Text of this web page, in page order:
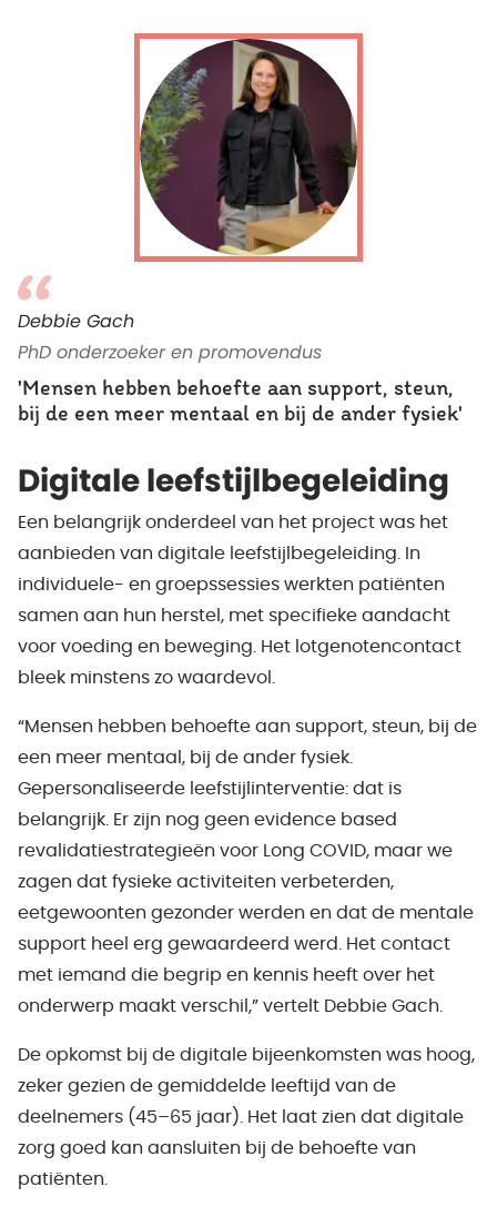
Debbie Gach
PhD onderzoeker en promovendus
'Mensen hebben behoefte aan support, steun,
bij de een meer mentaal en bij de ander fysiek'
Digitale leefstijlbegeleiding
Een belangrijk onderdeel van het project was het
aanbieden van digitale leefstijlbegeleiding. In
individuele- en groepssessies werkten patiënten
samen aan hun herstel, met specifieke aandacht
voor voeding en beweging. Het lotgenotencontact
bleek minstens zo waardevol.
“Mensen hebben behoefte aan support, steun, bij de
een meer mentaal, bij de ander fysiek.
Gepersonaliseerde leefstijlinterventie: dat is
belangrijk. Er zijn nog geen evidence based
revalidatiestrategieën voor Long COVID, maar we
zagen dat fysieke activiteiten verbeterden,
eetgewoonten gezonder werden en dat de mentale
support heel erg gewaardeerd werd. Het contact
met iemand die begrip en kennis heeft over het
onderwerp maakt verschil,” vertelt Debbie Gach.
De opkomst bij de digitale bijeenkomsten was hoog,
zeker gezien de gemiddelde leeftijd van de
deelnemers (45–65 jaar). Het laat zien dat digitale
zorg goed kan aansluiten bij de behoefte van
patiënten.